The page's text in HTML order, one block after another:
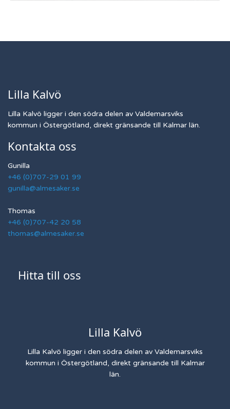
Lilla Kalvö
Lilla Kalvö ligger i den södra delen av Valdemarsviks
kommun i Östergötland, direkt gränsande till Kalmar län.
Kontakta oss
Gunilla
+46 (0)707-29 01 99
gunilla@almesaker.se
Thomas
+46 (0)707-42 20 58
thomas@almesaker.se
Hitta till oss
Lilla Kalvö
Lilla Kalvö ligger i den södra delen av Valdemarsviks
kommun i Östergötland, direkt gränsande till Kalmar
län.